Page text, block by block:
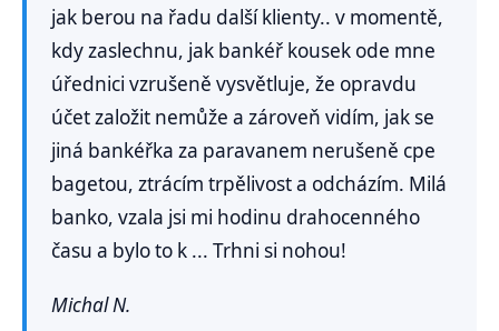
jak berou na řadu další klienty.. v momentě,
kdy zaslechnu, jak bankéř kousek ode mne
úřednici vzrušeně vysvětluje, že opravdu
účet založit nemůže a zároveň vidím, jak se
jiná bankéřka za paravanem nerušeně cpe
bagetou, ztrácím trpělivost a odcházím. Milá
banko, vzala jsi mi hodinu drahocenného
času a bylo to k ... Trhni si nohou!
Michal N.